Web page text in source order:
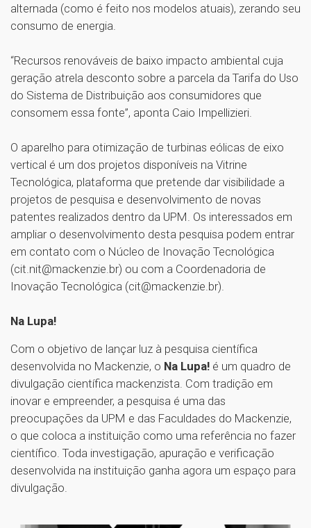
alternada (como é feito nos modelos atuais), zerando seu
consumo de energia.
“Recursos renováveis de baixo impacto ambiental cuja
geração atrela desconto sobre a parcela da Tarifa do Uso
do Sistema de Distribuição aos consumidores que
consomem essa fonte”, aponta Caio Impellizieri.
O aparelho para otimização de turbinas eólicas de eixo
vertical é um dos projetos disponíveis na Vitrine
Tecnológica, plataforma que pretende dar visibilidade a
projetos de pesquisa e desenvolvimento de novas
patentes realizados dentro da UPM. Os interessados em
ampliar o desenvolvimento desta pesquisa podem entrar
em contato com o Núcleo de Inovação Tecnológica
(cit.nit@mackenzie.br) ou com a Coordenadoria de
Inovação Tecnológica (cit@mackenzie.br).
Na Lupa!
Com o objetivo de lançar luz à pesquisa científica
desenvolvida no Mackenzie, o Na Lupa! é um quadro de
divulgação científica mackenzista. Com tradição em
inovar e empreender, a pesquisa é uma das
preocupações da UPM e das Faculdades do Mackenzie,
o que coloca a instituição como uma referência no fazer
científico. Toda investigação, apuração e verificação
desenvolvida na instituição ganha agora um espaço para
divulgação.